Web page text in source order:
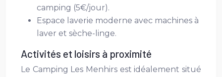
camping (5€/jour).
Espace laverie moderne avec machines à
laver et sèche-linge.
Activités et loisirs à proximité
Le Camping Les Menhirs est idéalement situé